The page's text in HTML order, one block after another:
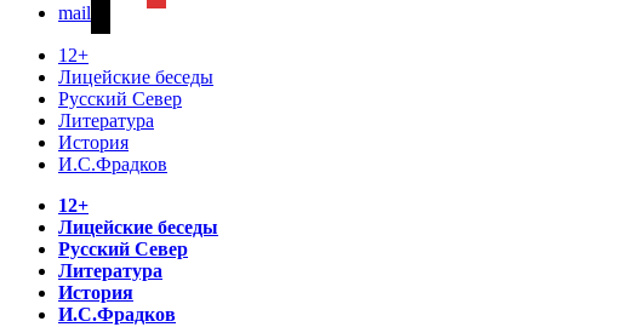
mail
12+
Лицейские беседы
Русский Север
Литература
История
И.С.Фрадков
12+
Лицейские беседы
Русский Север
Литература
История
И.С.Фрадков